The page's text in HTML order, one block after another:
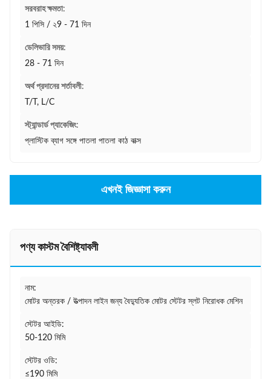
সরবরাহ ক্ষমতা:
1 পিসি / ২9 - 71 দিন
ডেলিভারি সময়:
28 - 71 দিন
অর্থ প্রদানের শর্তাবলী:
T/T, L/C
স্ট্যান্ডার্ড প্যাকেজিং:
প্লাস্টিক ব্যাগ সঙ্গে পাতলা পাতলা কাঠ বাক্স
এখনই জিজ্ঞাসা করুন
পণ্য কাস্টম বৈশিষ্ট্যাবলী
নাম:
মোটর অন্তরক / উত্পাদন লাইন জন্য বৈদ্যুতিক মোটর স্টেটর স্লট নিরোধক মেশিন
স্টেটর আইডি:
50-120 মিমি
স্টেটর ওডি:
≤190 মিমি